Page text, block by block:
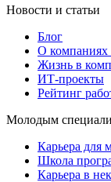
Новости и статьи
Блог
О компаниях
Жизнь в
ИТ-проекты
Рейтинг
Молодым
Карьера для
Школа
Карьера в